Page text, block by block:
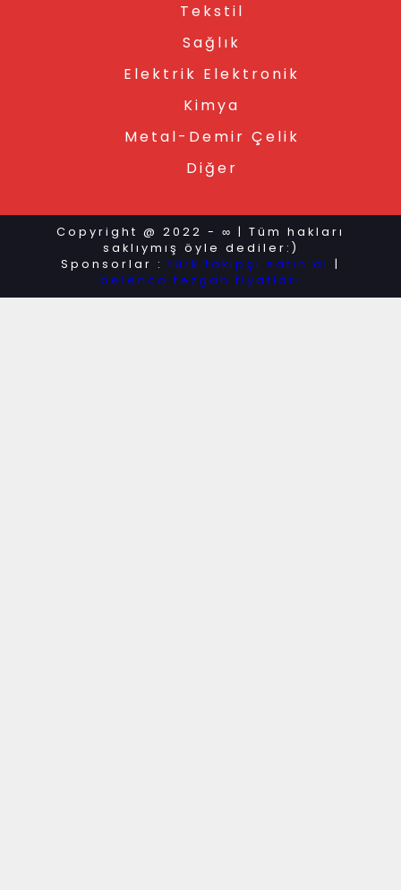
Tekstil
Sağlık
Elektrik Elektronik
Kimya
Metal-Demir Çelik
Diğer
Copyright @ 2022 - ∞ | Tüm hakları
saklıymış öyle dediler:)
Sponsorlar : türk takipçi satın al
belenco tezgah fiyatları